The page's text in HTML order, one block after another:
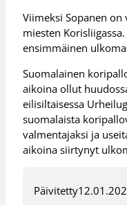
Viimeksi Sopanen
miesten
ensimmäinen
Suomalainen
aikoina ollut
eilisiltaisessa
suomalaista
valmentajaksi ja
aikoina siirtynyt
Päivitetty